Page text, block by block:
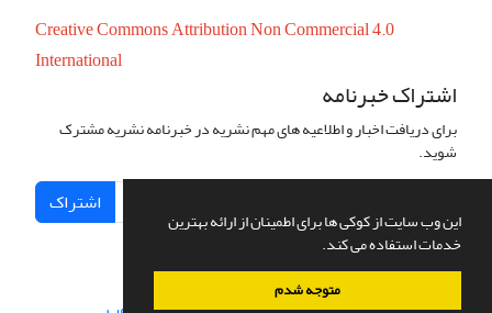
این وب سایت از کوکی ها برای اطمینان از ارائه بهترین
خدمات استفاده می کند.
متوجه شدم
Creative Commons Attribution Non Commercial 4.0
International
اشتراک خبرنامه
برای دریافت اخبار و اطلاعیه های مهم نشریه در خبرنامه نشریه مشترک
شوید.
اشتراک